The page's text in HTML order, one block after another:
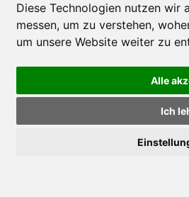
Diese Technologien nutzen wir
messen, um zu verstehen,
um unsere Website weiter zu
Alle
Ich